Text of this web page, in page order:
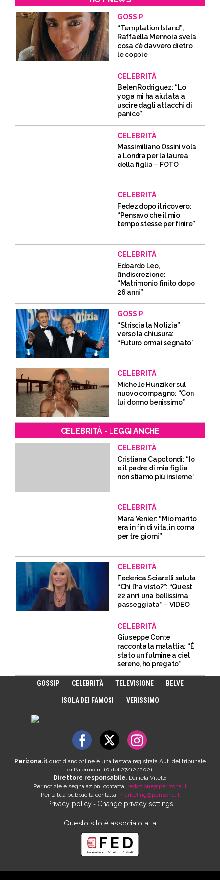
GOSSIP
“Temptation Island”,
Raffaella Mennoia svela
cosa c’è davvero dietro
le coppie
CELEBRITÀ
Belen Rodriguez: “Lo
yoga mi ha aiutata a
uscire dagli attacchi di
panico”
CELEBRITÀ
Massimiliano Ossini vola
a Londra per la laurea
della figlia – FOTO
CELEBRITÀ
Fedez dopo il ricovero:
“Pensavo che il mio
tempo stesse per finire”
CELEBRITÀ
Edoardo Leo,
l’indiscrezione:
“Matrimonio finito dopo
26 anni”
GOSSIP
“Striscia la Notizia”
verso la chiusura:
“Futuro ormai segnato”
CELEBRITÀ
Michelle Hunziker sul
nuovo compagno: “Con
lui dormo benissimo”
CELEBRITÀ - LEGGI ANCHE
CELEBRITÀ
Cristiana Capotondi: “Io
e il padre di mia figlia
non stiamo più insieme”
CELEBRITÀ
Mara Venier: “Mio marito
era in fin di vita, in coma
per tre giorni”
CELEBRITÀ
Federica Sciarelli saluta
“Chi l’ha visto?”: “Questi
22 anni una bellissima
passeggiata” – VIDEO
CELEBRITÀ
Giuseppe Conte
racconta la malattia: “È
stato un fulmine a ciel
sereno, ho pregato”
GOSSIP CELEBRITÀ TELEVISIONE BELVE
ISOLA DEI FAMOSI VERISSIMO
Perizona.it quotidiano online è una testata registrata Aut. del tribunale
di Palermo n. 10 del 27/12/2021
Direttore responsabile: Daniela Vitello
Per notizie e segnalazioni contatta: redazione@perizona.it
Per la tua pubblicità contatta: marketing@perizona.it
Privacy policy- Change privacy settings
Questo sito è associato alla